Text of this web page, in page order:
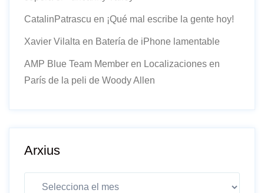
CatalinPatrascu en ¡Qué mal escribe la gente hoy!
Xavier Vilalta en Batería de iPhone lamentable
AMP Blue Team Member en Localizaciones en
París de la peli de Woody Allen
Arxius